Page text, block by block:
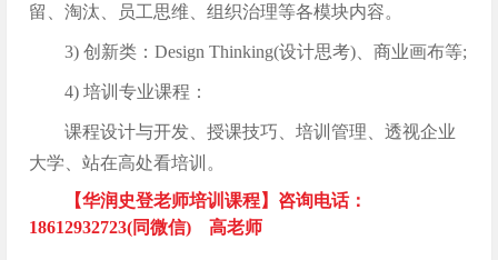
留、淘汰、员工思维、组织治理等各模块内容。
3) 创新类：Design Thinking(设计思考)、商业画布等;
4) 培训专业课程：
课程设计与开发、授课技巧、培训管理、透视企业
大学、站在高处看培训。
【华润史登老师培训课程】咨询电话：
18612932723(同微信) 高老师